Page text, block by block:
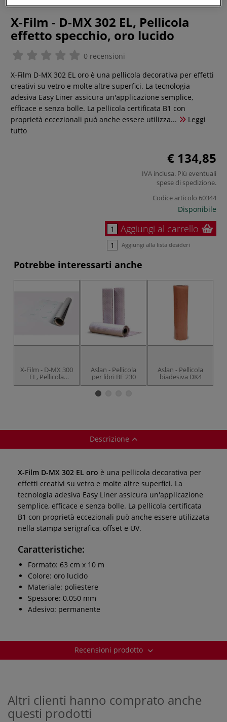
X-Film - D-MX 302 EL, Pellicola
effetto specchio, oro lucido
0 recensioni
X-Film D-MX 302 EL oro è una pellicola decorativa per effetti
creativi su vetro e molte altre superfici. La tecnologia
adesiva Easy Liner assicura un'applicazione semplice,
efficace e senza bolle. La pellicola certificata B1 con
proprietà eccezionali può anche essere utilizza...
Leggi
tutto
€ 134,85
IVA inclusa. Più eventuali
spese di spedizione.
Codice articolo 60344
Disponibile
Aggiungi al carrello
Aggiungi alla lista desideri
Potrebbe interessarti anche
X-Film - D-MX 300
EL, Pellicola
effetto specchio,
Aslan - Pellicola
per libri BE 230
Aslan - Pellicola
biadesiva DK4
Descrizione
X-Film D-MX 302 EL oro è una pellicola decorativa per
effetti creativi su vetro e molte altre superfici. La
tecnologia adesiva Easy Liner assicura un'applicazione
semplice, efficace e senza bolle. La pellicola certificata
B1 con proprietà eccezionali può anche essere utilizzata
nella stampa serigrafica, offset e UV.
Caratteristiche:
Formato: 63 cm x 10 m
Colore: oro lucido
Materiale: poliestere
Spessore: 0.050 mm
Adesivo: permanente
Recensioni prodotto
Altri clienti hanno comprato anche
questi prodotti